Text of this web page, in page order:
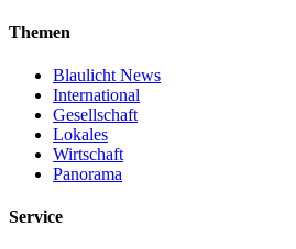
Themen
Blaulicht News
International
Gesellschaft
Lokales
Wirtschaft
Panorama
Service